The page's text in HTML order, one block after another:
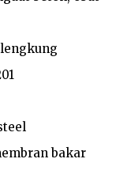
bakar